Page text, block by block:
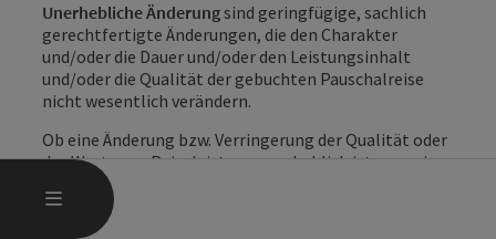
MENÜ
Unerhebliche Änderungsind geringfügige, sachlich
gerechtfertigte Änderungen, die den Charakter
und/oder die Dauer und/oder den Leistungsinhalt
und/oder die Qualität der gebuchten Pauschalreise
nicht wesentlich verändern.
Ob eine Änderung bzw. Verringerung der Qualität oder
des Werts von Reiseleistungen erheblich ist, muss im
Einzelfall unter Rücksichtnahme auf die Art, die Dauer,
den Zweck und Preis der Pauschalreise sowie unter
Rücksichtnahme auf die Intensität und Dauer sowie